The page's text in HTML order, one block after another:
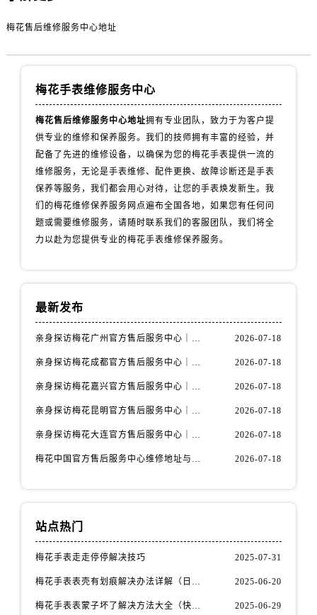
内蒙古自治区通辽市科尔沁区明仁大街售后服务中心（需提前预约）
山西省忻州市忻府区和平东街与七一南路交叉口售后服务中心（需提前预约）
山西省太原市迎泽区迎泽街道解放路15号亨得利名表维修授权店3楼售后服务中心（需提前预约）
天津市和平区赤峰道136号天津国际金融中心26层2603室售后服务中心（需提前预约）
安徽省阜阳市颍州区颍州北路售后服务中心（需提前预约）
梅花售后维修服务中心地址
梅花手表维修服务中心
梅花售后维修服务中心地址拥有专业团队，致力于为客户提
供专业的维修和保养服务。我们的技师拥有丰富的经验，并
配备了先进的维修设备，以确保为您的梅花手表提供一流的
维修服务，无论是手表维修、配件更换、故障诊断还是手表
保养等服务，我们都会用心对待，让您的手表焕发新生。我
们的梅花维修保养服务网点遍布全国各地，如果您有任何问
题或需要维修服务，请随时联系我们的客服团队，我们将全
力以赴为您提供专业的梅花手表维修保养服务。
最新发布
亲身探访梅花广州官方售后服务中心｜全部地址与售后电话（2026年7月最新） 2026-07-18
亲身探访梅花成都官方售后服务中心｜网点地址与电话（2026年7月最新） 2026-07-18
亲身探访梅花嘉兴官方售后服务中心｜网点地址与电话（2026年7月最新） 2026-07-18
亲身探访梅花昆明官方售后服务中心｜地址与官方电话（2026年7月最新） 2026-07-18
亲身探访梅花大连官方售后服务中心｜网点地址与电话（2026年7月最新） 2026-07-18
梅花中国官方售后服务中心维修地址与客服热线实地考察报告+多信源验证（2026年7月最新） 2026-07-18
站点热门
梅花手表走走停停解决技巧 2025-07-31
梅花手表表壳有划痕解决办法详解（日常保养与修复技巧指南） 2025-06-20
梅花手表表蒙子坏了解决方法大全（快速修复指南） 2025-06-29